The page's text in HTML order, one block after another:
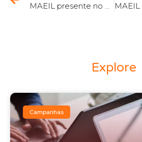
MAEIL presente no Seminário Transporte Aéreo | Transportes&Negócios
Explore
Campanhas